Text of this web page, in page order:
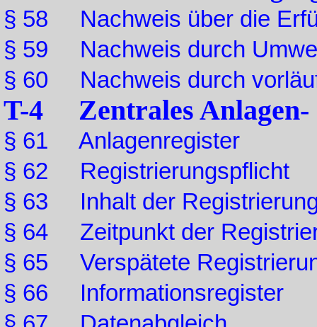
§ 58 Nachweis über die
§ 59 Nachweis durch
§ 60 Nachweis durch
T-4 Zentrales Anlagen-
§ 61 Anlagenregister
§ 62 Registrierungspflicht
§ 63 Inhalt der
§ 64 Zeitpunkt der
§ 65 Verspätete
§ 66 Informationsregister